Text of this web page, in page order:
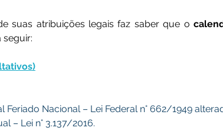
suas atribuições legais faz saber que o
seguir:
Nacional – Lei Federal n° 662/1949
– Lei n° 3.137/2016.